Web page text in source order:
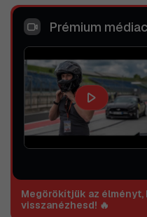
Prémium
Megörökítjük az élményt,
visszanézhesd! 🔥